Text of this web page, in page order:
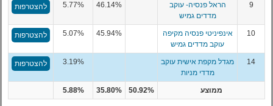
9
הראל פנסיה- עוקב
מדדים גמיש
46.14%
5.77% להצטרפות
10
אינפיניטי פנסיה מקיפה
עוקב מדדים גמיש
45.94%
5.07% להצטרפות
14
מגדל מקפת אישית עוקב
מדדי מניות
3.19% להצטרפות
ממוצע 50.92%
35.80%
5.88%